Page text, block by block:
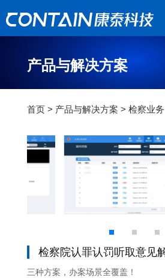
产品与解决方案
首页> 产品与解决方案 > 检察业务
检察院认罪认罚听取意见
三种方案，办案场景全覆盖！